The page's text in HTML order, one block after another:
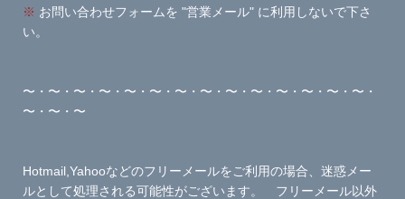
※ お問い合わせフォームを "営業メール" に利用しないで下さ
い。
〜・〜・〜・〜・〜・〜・〜・〜・〜・〜・〜・〜・〜・〜・
〜・〜・〜
Hotmail,Yahooなどのフリーメールをご利用の場合、迷惑メー
ルとして処理される可能性がございます。 フリーメール以外